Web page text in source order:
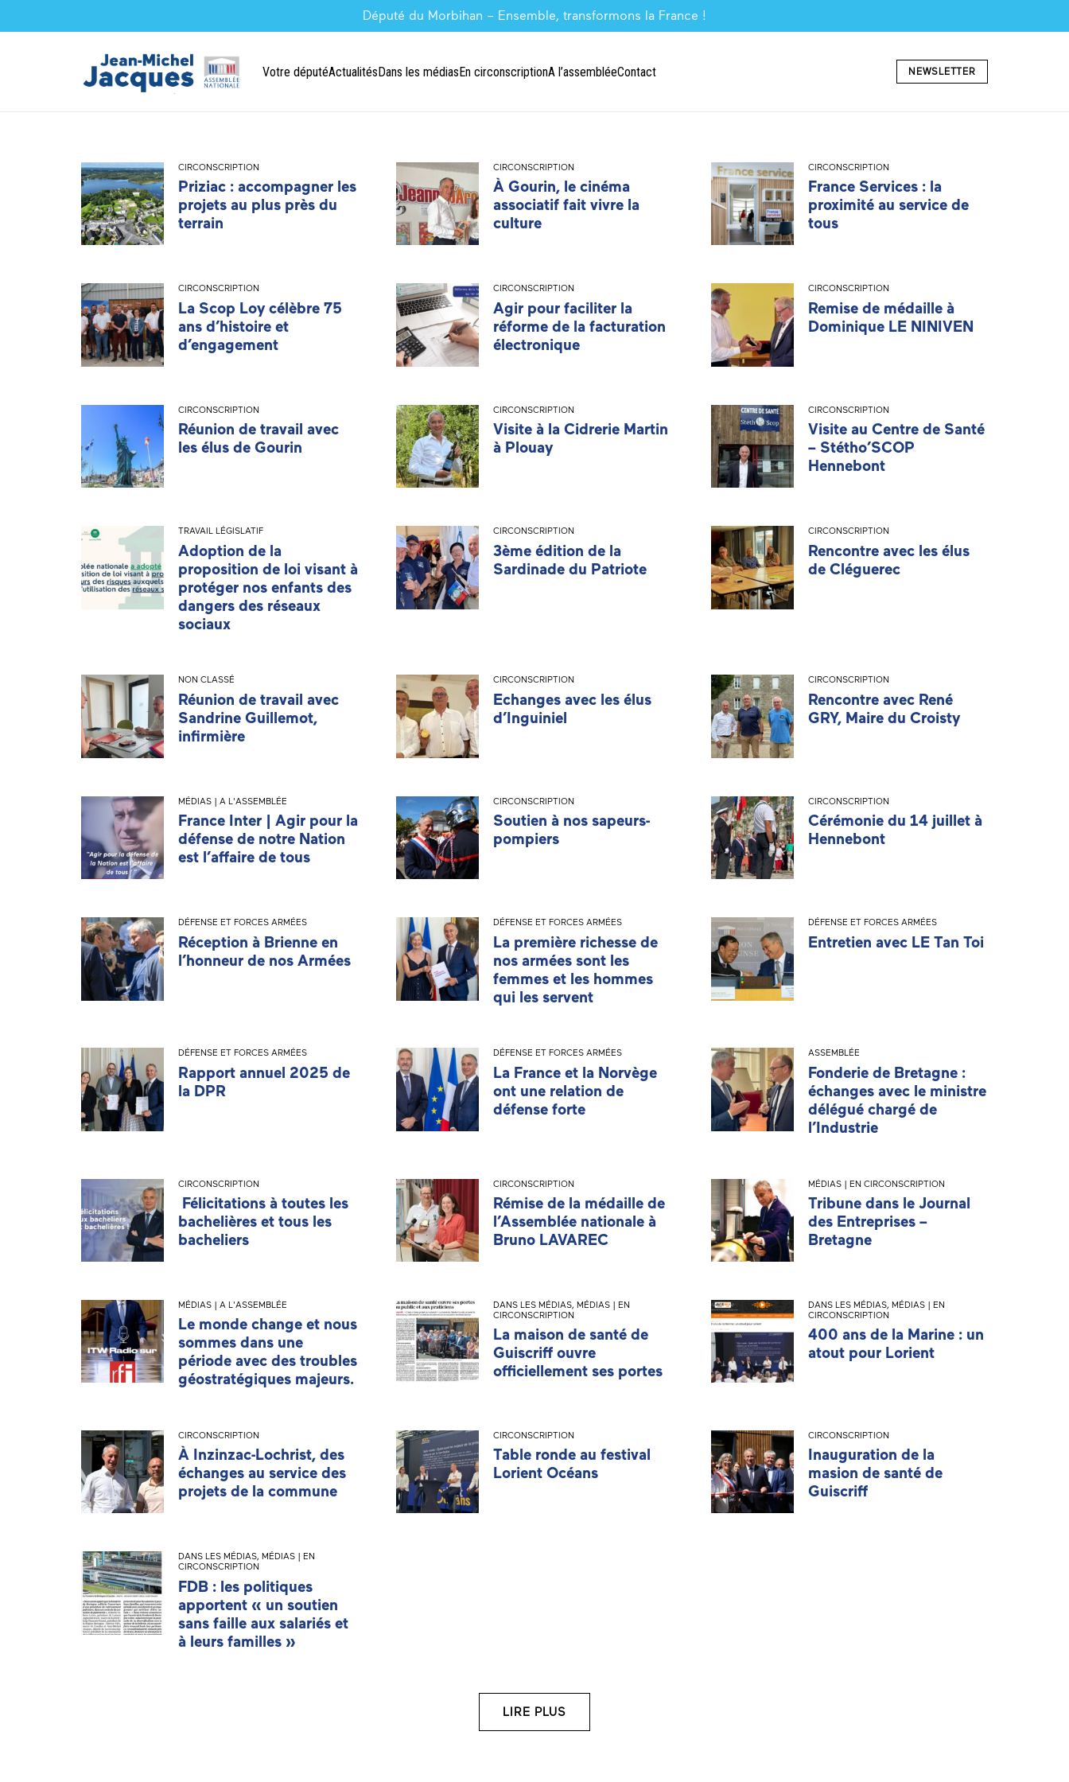
Député du Morbihan – Ensemble, transformons la France !
Votre députéActualitésDans les médiasEn circonscriptionA l’assembléeContact NEWSLETTER
CIRCONSCRIPTION
Priziac : accompagner les
projets au plus près du
terrain
CIRCONSCRIPTION
À Gourin, le cinéma
associatif fait vivre la
culture
CIRCONSCRIPTION
France Services : la
proximité au service de
tous
CIRCONSCRIPTION
La Scop Loy célèbre 75
ans d’histoire et
d’engagement
CIRCONSCRIPTION
Agir pour faciliter la
réforme de la facturation
électronique
CIRCONSCRIPTION
Remise de médaille à
Dominique LE NINIVEN
CIRCONSCRIPTION
Réunion de travail avec
les élus de Gourin
CIRCONSCRIPTION
Visite à la Cidrerie Martin
à Plouay
CIRCONSCRIPTION
Visite au Centre de Santé
– Stétho’SCOP
Hennebont
TRAVAIL LÉGISLATIF
Adoption de la
proposition de loi visant à
protéger nos enfants des
dangers des réseaux
sociaux
CIRCONSCRIPTION
3ème édition de la
Sardinade du Patriote
CIRCONSCRIPTION
Rencontre avec les élus
de Cléguerec
NON CLASSÉ
Réunion de travail avec
Sandrine Guillemot,
infirmière
CIRCONSCRIPTION
Echanges avec les élus
d’Inguiniel
CIRCONSCRIPTION
Rencontre avec René
GRY, Maire du Croisty
MÉDIAS | A L'ASSEMBLÉE
France Inter | Agir pour la
défense de notre Nation
est l’affaire de tous
CIRCONSCRIPTION
Soutien à nos sapeurs-
pompiers
CIRCONSCRIPTION
Cérémonie du 14 juillet à
Hennebont
DÉFENSE ET FORCES ARMÉES
Réception à Brienne en
l’honneur de nos Armées
DÉFENSE ET FORCES ARMÉES
La première richesse de
nos armées sont les
femmes et les hommes
qui les servent
DÉFENSE ET FORCES ARMÉES
Entretien avec LE Tan Toi
DÉFENSE ET FORCES ARMÉES
Rapport annuel 2025 de
la DPR
DÉFENSE ET FORCES ARMÉES
La France et la Norvège
ont une relation de
défense forte
ASSEMBLÉE
Fonderie de Bretagne :
échanges avec le ministre
délégué chargé de
l’Industrie
CIRCONSCRIPTION
Félicitations à toutes les
bachelières et tous les
bacheliers
CIRCONSCRIPTION
Rémise de la médaille de
l’Assemblée nationale à
Bruno LAVAREC
MÉDIAS | EN CIRCONSCRIPTION
Tribune dans le Journal
des Entreprises –
Bretagne
MÉDIAS | A L'ASSEMBLÉE
Le monde change et nous
sommes dans une
période avec des troubles
géostratégiques majeurs.
DANS LES MÉDIAS, MÉDIAS | EN
CIRCONSCRIPTION
La maison de santé de
Guiscriff ouvre
officiellement ses portes
DANS LES MÉDIAS, MÉDIAS | EN
CIRCONSCRIPTION
400 ans de la Marine : un
atout pour Lorient
CIRCONSCRIPTION
À Inzinzac-Lochrist, des
échanges au service des
projets de la commune
CIRCONSCRIPTION
Table ronde au festival
Lorient Océans
CIRCONSCRIPTION
Inauguration de la
masion de santé de
Guiscriff
DANS LES MÉDIAS, MÉDIAS | EN
CIRCONSCRIPTION
FDB : les politiques
apportent « un soutien
sans faille aux salariés et
à leurs familles »
LIRE PLUS